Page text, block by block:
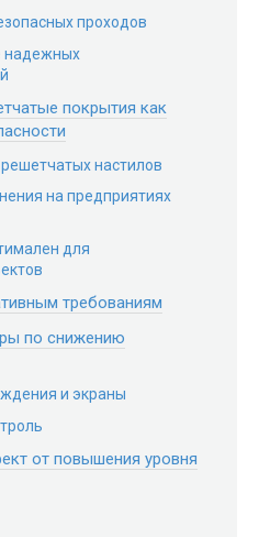
проходов
надежных
покрытия как
настилов
на предприятиях
для
требованиям
по снижению
и экраны
от повышения уровня